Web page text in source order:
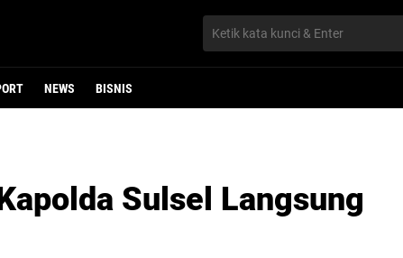
NEWS BISNIS
Sulsel Langsung